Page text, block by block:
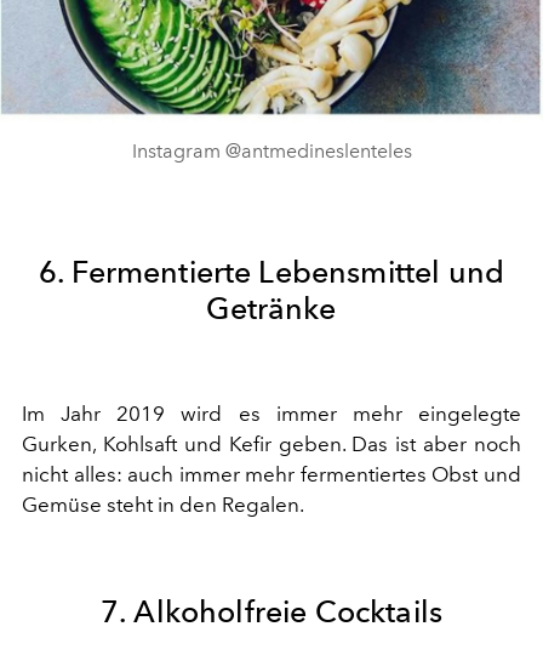
Instagram @antmedineslenteles
6. Fermentierte Lebensmittel und
Getränke
Im Jahr 2019 wird es immer mehr eingelegte
Gurken, Kohlsaft und Kefir geben. Das ist aber noch
nicht alles: auch immer mehr fermentiertes Obst und
Gemüse steht in den Regalen.
7. Alkoholfreie Cocktails